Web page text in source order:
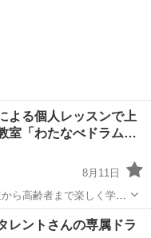
よる個人レッスンで上
室「わたなべドラム…
8月11日
ら高齢者まで楽しく学べ
に ■ドラムを叩
「リズム感を鍛えたい」
ズム感
レントさんの専属ドラ